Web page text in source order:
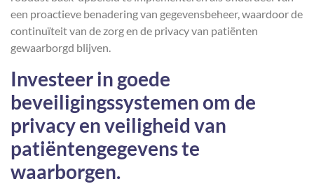
een proactieve benadering van gegevensbeheer, waardoor de
continuïteit van de zorg en de privacy van patiënten
gewaarborgd blijven.
Investeer in goede
beveiligingssystemen om de
privacy en veiligheid van
patiëntengegevens te
waarborgen.